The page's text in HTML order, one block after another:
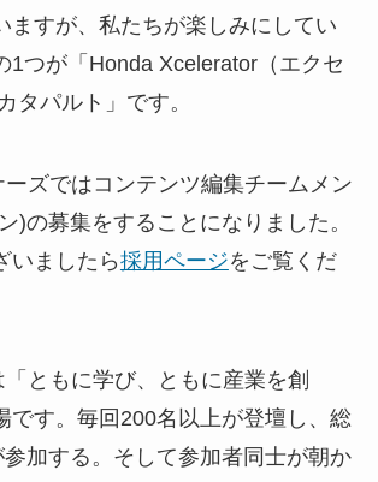
ますが、私たちが楽しみにしてい
1つが「Honda Xcelerator（エクセ
タパルト」です。
ズではコンテンツ編集チームメン
)の募集をすることになりました。
いましたら採用ページをご覧くだ
ともに学び、ともに産業を創
です。毎回200名以上が登壇し、総
加する。そして参加者同士が朝か